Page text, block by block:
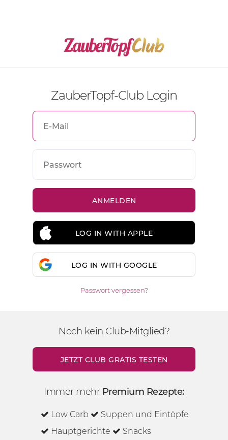
ZauberTopf-Club Login
LOG IN WITH APPLE
LOG IN WITH GOOGLE
Passwort vergessen?
Noch kein Club-Mitglied?
JETZT CLUB GRATIS TESTEN
Immer mehr Premium Rezepte:
Low Carb
Suppen und Eintöpfe
Hauptgerichte
Snacks